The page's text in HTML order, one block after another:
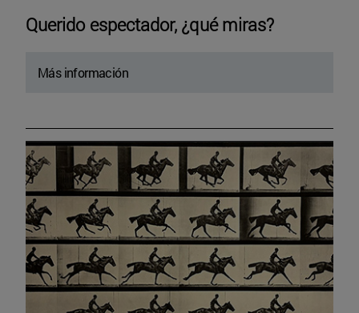
Querido espectador, ¿qué miras?
Más información